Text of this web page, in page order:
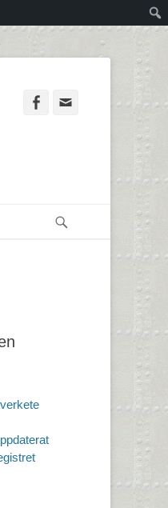
Facebook